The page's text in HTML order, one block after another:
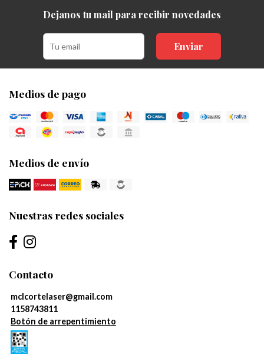
Dejanos tu mail para recibir novedades
Enviar
Medios de pago
Medios de envío
Nuestras redes sociales
Contacto
mclcortelaser@gmail.com
1158743811
Botón de arrepentimiento